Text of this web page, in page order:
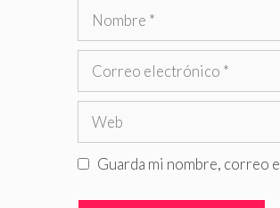
Nombre
Correo
Web
Guarda mi nombre, correo